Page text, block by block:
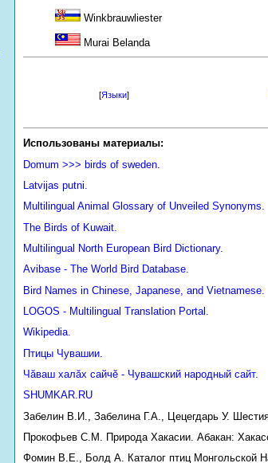
Winkbrauwliester
Murai Belanda
[Языки]
Использованы материалы:
Domum >>> birds of sweden
Latvijas putni.
Multilingual Animal Glossary of Unveiled Synonyms.
The Birds of Kuwait.
Multilingual North European Bird Dictionary.
Avibase - The World Bird Database.
Bird Names in Chinese, Japanese, and Vietnamese.
LOGOS - Multilingual Translation Portal.
Wikipedia.
Птицы Чувашии.
Чăваш халăх сайчĕ - Чувашский народный сайт.
SHUMKAR.RU
Забелин В.И., Забелина Г.А., Цецегдарь У.
Прокофьев С.М. Природа Хакасии. Абакан:
Фомин В.Е., Болд А. Каталог птиц Монгольской